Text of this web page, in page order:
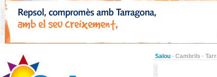
Salou · Cambrils ·